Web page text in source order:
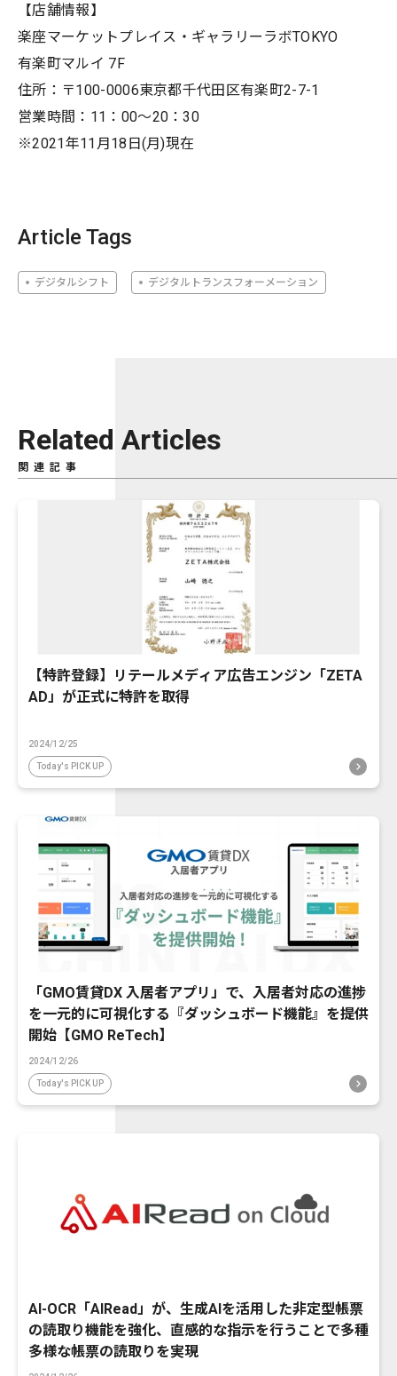
【店舗情報】
楽座マーケットプレイス・ギャラリーラボTOKYO
有楽町マルイ 7F
住所：〒100-0006東京都千代田区有楽町2-7-1
営業時間：11：00～20：30
※2021年11月18日(月)現在
Article Tags
デジタルシフト デジタルトランスフォーメーション
Related Articles
関連記事
【特許登録】リテールメディア広告エンジン「ZETA
AD」が正式に特許を取得
2024/12/25
Today's PICK UP
「GMO賃貸DX 入居者アプリ」で、入居者対応の進捗
を一元的に可視化する『ダッシュボード機能』を提供
開始【GMO ReTech】
2024/12/26
Today's PICK UP
AI-OCR「AIRead」が、生成AIを活用した非定型帳票
の読取り機能を強化、直感的な指示を行うことで多種
多様な帳票の読取りを実現